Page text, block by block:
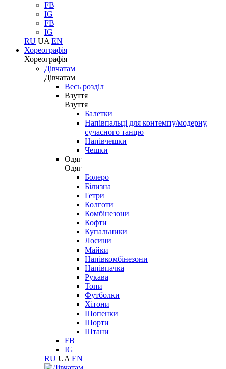
FB
IG
FB
IG
RU UA EN
Хореографія
Хореографія
Дівчатам
Дівчатам
Весь розділ
Взуття
Взуття
Балетки
Напівпальці для контемпу/модерну,
сучасного танцю
Напівчешки
Чешки
Одяг
Одяг
Болеро
Білизна
Гетри
Колготи
Комбінезони
Кофти
Купальники
Лосини
Майки
Напівкомбінезони
Напівпачка
Рукава
Топи
Футболки
Хітони
Шопенки
Шорти
Штани
FB
IG
RU UA EN